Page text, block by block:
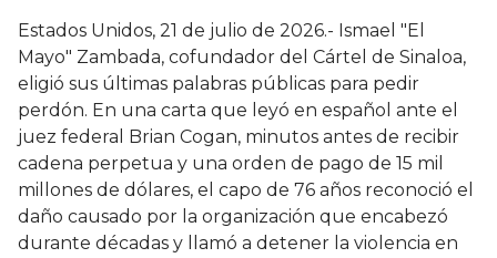
Estados Unidos, 21 de julio de 2026.- Ismael "El
Mayo" Zambada, cofundador del Cártel de Sinaloa,
eligió sus últimas palabras públicas para pedir
perdón. En una carta que leyó en español ante el
juez federal Brian Cogan, minutos antes de recibir
cadena perpetua y una orden de pago de 15 mil
millones de dólares, el capo de 76 años reconoció el
daño causado por la organización que encabezó
durante décadas y llamó a detener la violencia en